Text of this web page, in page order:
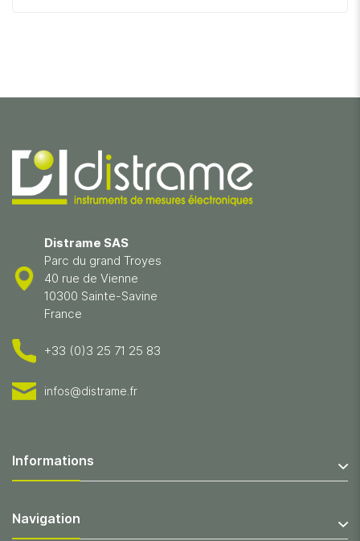
Distrame SAS
Parc du grand Troyes
40 rue de Vienne
10300 Sainte-Savine
France
+33 (0)3 25 71 25 83
infos@distrame.fr
Informations
Navigation